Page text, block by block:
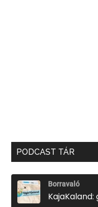
PODCAST TÁR
Borravaló